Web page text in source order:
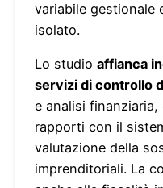
variabile gestionale
isolato.
Lo studio affianca
servizi di controllo
e analisi
rapporti con il
valutazione della
imprenditoriali. La